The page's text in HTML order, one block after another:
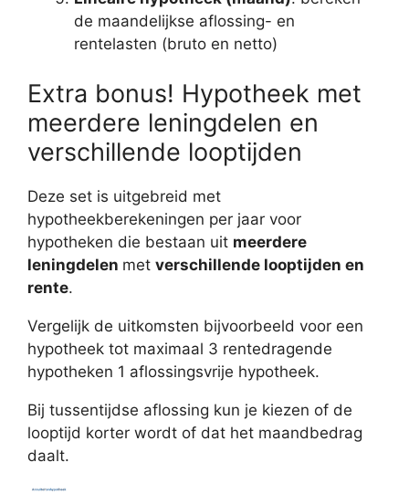
de maandelijkse aflossing- en
rentelasten (bruto en netto)
Extra bonus! Hypotheek met
meerdere leningdelen en
verschillende looptijden
Deze set is uitgebreid met
hypotheekberekeningen per jaar voor
hypotheken die bestaan uit meerdere
leningdelen met verschillende looptijden en
rente.
Vergelijk de uitkomsten bijvoorbeeld voor een
hypotheek tot maximaal 3 rentedragende
hypotheken 1 aflossingsvrije hypotheek.
Bij tussentijdse aflossing kun je kiezen of de
looptijd korter wordt of dat het maandbedrag
daalt.